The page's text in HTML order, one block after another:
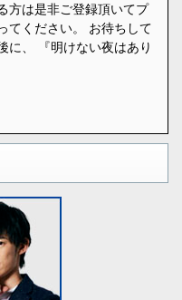
方は是非ご登録頂いてプ
てください。 お待ちして
に、 『明けない夜はあり